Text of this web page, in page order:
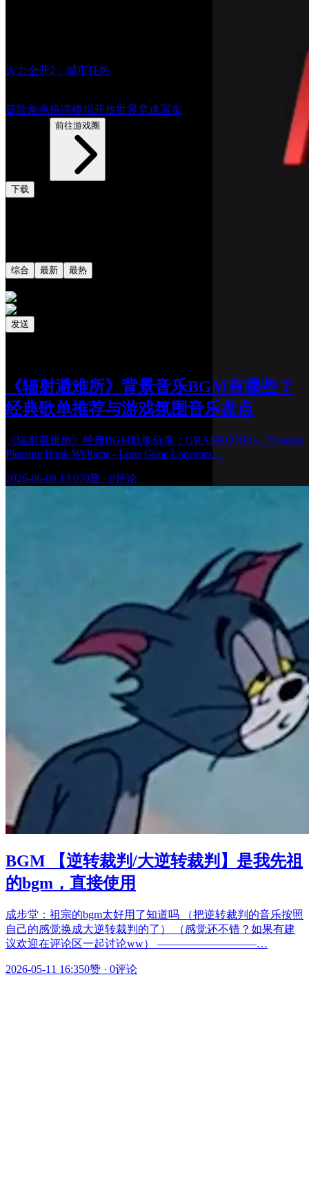
火力全开2：城市狂热
冒险角色扮演模拟开放世界竞速写实
前往游戏圈
下载
综合 最新 最热
发送
《辐射避难所》背景音乐BGM有哪些？
经典歌单推荐与游戏氛围音乐盘点
《辐射避难所》经典BGM歌单分享：GRANRODEO - Treasure
Pleasure Hank Williams - Lone Gone Lonesom…
2026-06-08 13:070赞 · 0评论
BGM 【逆转裁判/大逆转裁判】是我先祖
的bgm，直接使用
成步堂：祖宗的bgm太好用了知道吗 （把逆转裁判的音乐按照
自己的感觉换成大逆转裁判的了） （感觉还不错？如果有建
议欢迎在评论区一起讨论ww） —————————…
2026-05-11 16:350赞 · 0评论